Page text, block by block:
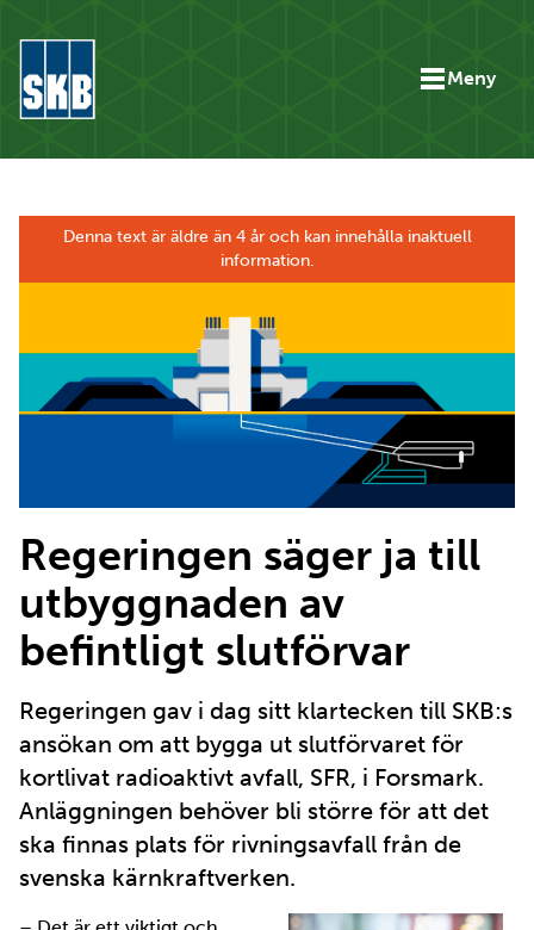
Meny
Denna text är äldre än 4 år och kan innehålla inaktuell
information.
Regeringen säger ja till
utbyggnaden av
befintligt slutförvar
Regeringen gav i dag sitt klartecken till SKB:s
ansökan om att bygga ut slutförvaret för
kortlivat radioaktivt avfall, SFR, i Forsmark.
Anläggningen behöver bli större för att det
ska finnas plats för rivningsavfall från de
svenska kärnkraftverken.